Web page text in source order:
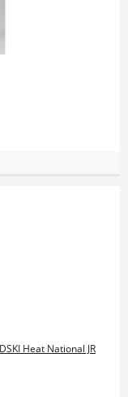
Heat National JR